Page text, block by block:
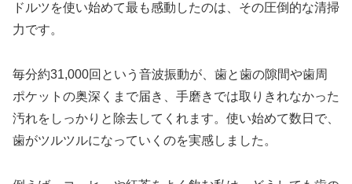
ドルツを使い始めて最も感動したのは、その圧倒的な清掃
力です。
毎分約31,000回という音波振動が、歯と歯の隙間や歯周
ポケットの奥深くまで届き、手磨きでは取りきれなかった
汚れをしっかりと除去してくれます。使い始めて数日で、
歯がツルツルになっていくのを実感しました。